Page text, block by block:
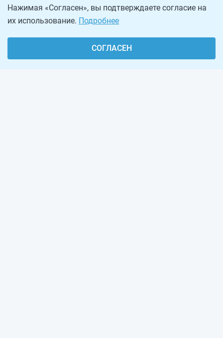
Нажимая «Согласен», вы подтверждаете согласие на
их использование. Подробнее
СОГЛАСЕН